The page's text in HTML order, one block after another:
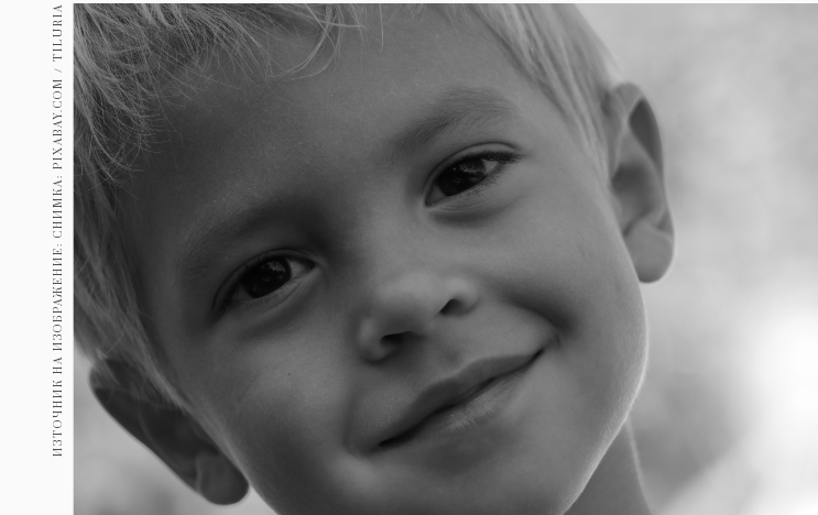
Пътувай 237
Здраве 389
Gentlemen
382
Wellness 1817
ПОСЛЕДВАЙТЕ
НИ
ИЗТОЧНИК НА ИЗОБРАЖЕНИЕ: СНИМКА: PIXABAY.COM / TILURIA